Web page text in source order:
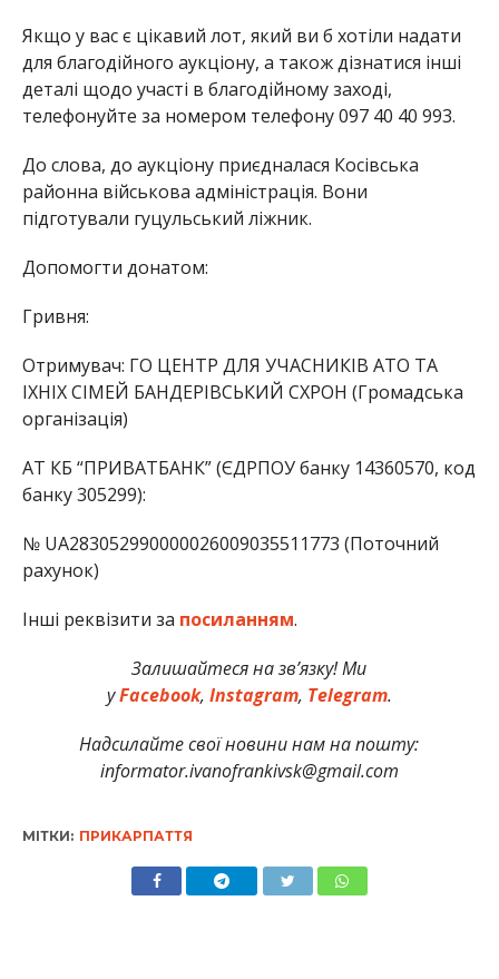
Якщо у вас є цікавий лот, який ви б хотіли надати
для благодійного аукціону, а також дізнатися інші
деталі щодо участі в благодійному заході,
телефонуйте за номером телефону 097 40 40 993.
До слова, до аукціону приєдналася Косівська
районна військова адміністрація. Вони
підготували гуцульський ліжник.
Допомогти донатом:
Гривня:
Отримувач: ГО ЦЕНТР ДЛЯ УЧАСНИКІВ АТО ТА
ІХНІХ СІМЕЙ БАНДЕРІВСЬКИЙ СХРОН (Громадська
органiзацiя)
АТ КБ “ПРИВАТБАНК” (ЄДРПОУ банку 14360570, код
банку 305299):
№ UA283052990000026009035511773 (Поточний
рахунок)
Інші реквізити за посиланням.
Залишайтеся на зв’язку! Ми
уFacebook, Instagram, Telegram.
Надсилайте свої новини нам на пошту:
informator.ivanofrankivsk@gmail.com
МІТКИ: ПРИКАРПАТТЯ